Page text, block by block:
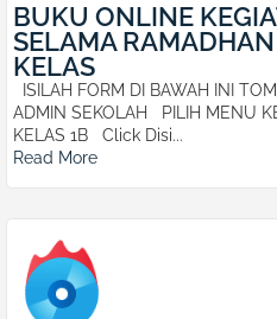
BUKU ONLINE
SELAMA
KELAS
ISILAH FORM DI BAWAH INI
ADMIN SEKOLAH PILIH MENU
KELAS 1B Click Disi...
Read More